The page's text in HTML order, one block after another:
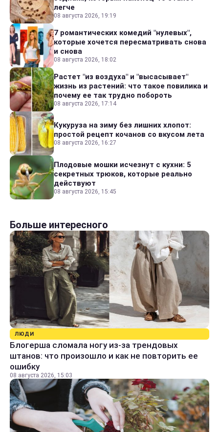
легче
08 августа 2026, 19:19
7 романтических комедий "нулевых",
которые хочется пересматривать снова
и снова
08 августа 2026, 18:02
Растет "из воздуха" и "высасывает"
жизнь из растений: что такое повилика и
почему ее так трудно побороть
08 августа 2026, 17:14
Кукуруза на зиму без лишних хлопот:
простой рецепт кочанов со вкусом лета
08 августа 2026, 16:27
Плодовые мошки исчезнут с кухни: 5
секретных трюков, которые реально
действуют
08 августа 2026, 15:45
Больше интересного
ЛЮДИ
Блогерша сломала ногу из-за трендовых
штанов: что произошло и как не повторить ее
ошибку
08 августа 2026, 15:03